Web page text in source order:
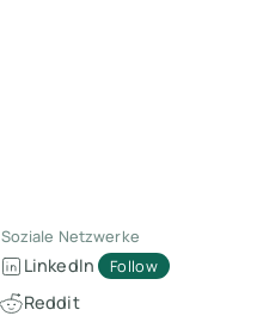
Soziale Netzwerke
LinkedIn Follow
Reddit